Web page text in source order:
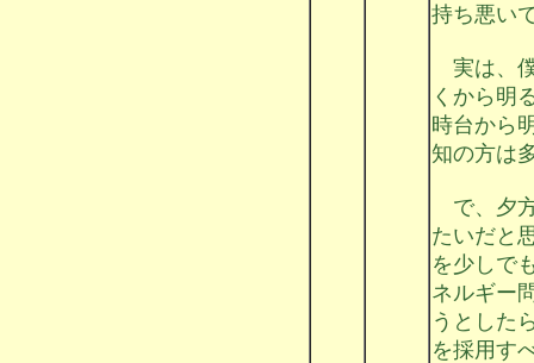
持ち悪い
実は、
くから明
時台から
知の方は
で、夕
たいだと
を少しで
ネルギー
うとした
を採用す